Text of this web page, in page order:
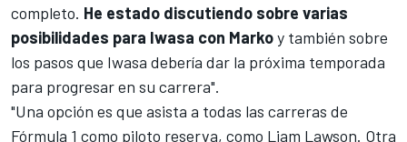
completo. He estado discutiendo sobre varias
posibilidades para Iwasa con Markoy también sobre
los pasos que Iwasa debería dar la próxima temporada
para progresar en su carrera".
"Una opción es que asista a todas las carreras de
Fórmula 1 como piloto reserva, como Liam Lawson. Otra